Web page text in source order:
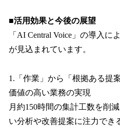
■活用効果と今後の展望
「AI Central Voice」の導入
が見込まれています。
1.「作業」から「根拠ある提
価値の高い業務の実現
月約150時間の集計工数を削
い分析や改善提案に注力でき